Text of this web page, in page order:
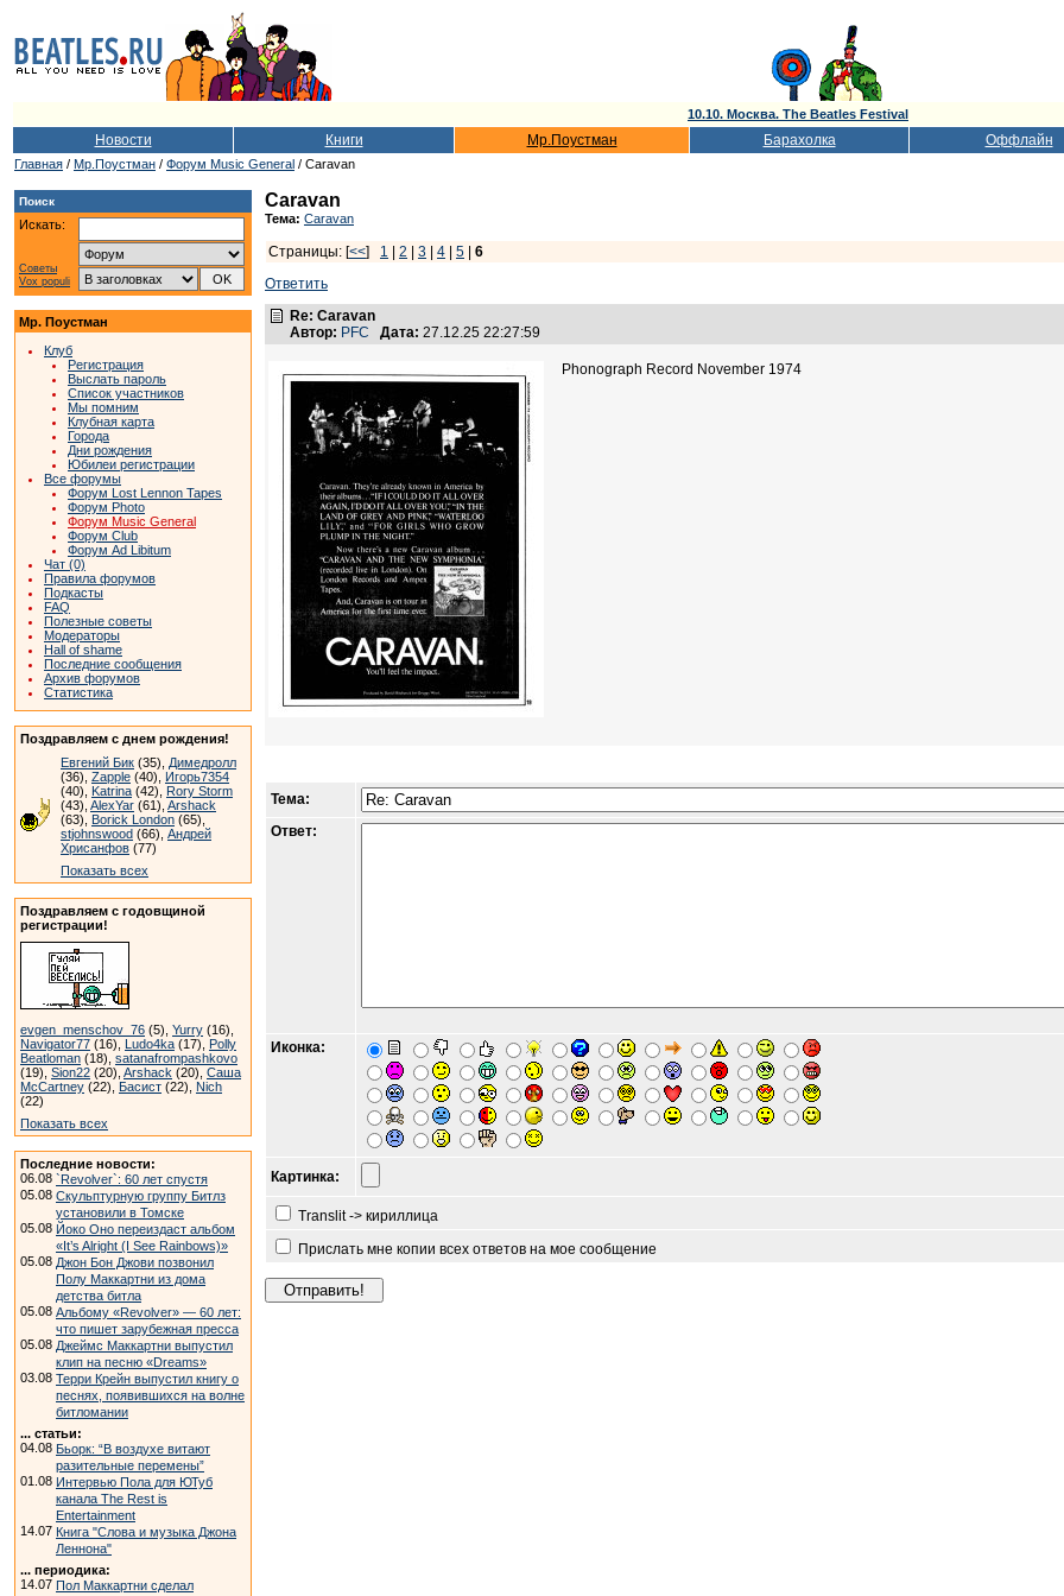
10.10. Москва. The Beatles Festival
Новости Книги Мр.Поустман Барахолка Оффлайн
Главная / Мр.Поустман / Форум Music General / Caravan
Поиск
Искать:
Советы
Vox populi
Мр. Поустман
Клуб
Регистрация
Выслать пароль
Список участников
Мы помним
Клубная карта
Города
Дни рождения
Юбилеи регистрации
Все форумы
Форум Lost Lennon Tapes
Форум Photo
Форум Music General
Форум Club
Форум Ad Libitum
Чат (0)
Правила форумов
Подкасты
FAQ
Полезные советы
Модераторы
Hall of shame
Последние сообщения
Архив форумов
Статистика
Поздравляем с днем рождения!
Евгений Бик (35), Димедролл
(36), Zapple (40), Игорь7354
(40), Katrina (42), Rory Storm
(43), AlexYar (61), Arshack
(63), Borick London (65),
stjohnswood (66), Андрей
Хрисанфов (77)
Показать всех
Поздравляем с годовщиной
регистрации!
evgen_menschov_76 (5), Yurry (16),
Navigator77 (16), Ludo4ka (17), Polly
Beatloman (18), satanafrompashkovo
(19), Sion22 (20), Arshack (20), Саша
McCartney (22), Басист (22), Nich
(22)
Показать всех
Последние новости:
06.08 `Revolver`: 60 лет спустя
05.08 Скульптурную группу Битлз
установили в Томске
05.08 Йоко Оно переиздаст альбом
«It’s Alright (I See Rainbows)»
05.08 Джон Бон Джови позвонил
Полу Маккартни из дома
детства битла
05.08 Альбому «Revolver» — 60 лет:
что пишет зарубежная пресса
05.08 Джеймс Маккартни выпустил
клип на песню «Dreams»
03.08 Терри Крейн выпустил книгу о
песнях, появившихся на волне
битломании
... статьи:
04.08 Бьорк: “В воздухе витают
разительные перемены”
01.08 Интервью Пола для ЮТуб
канала The Rest is
Entertainment
14.07 Книга "Слова и музыка Джона
Леннона"
... периодика:
14.07 Пол Маккартни сделал
Caravan
Тема: Caravan
Страницы: [<<] 1 2 3 4 5
6
Ответить
Re: Caravan
Автор: PFC Дата: 27.12.25 22:27:59
Phonograph Record November 1974
Тема:
Ответ:
Иконка:
Картинка:
Translit -> кириллица
Прислать мне копии всех ответов на мое сообщение